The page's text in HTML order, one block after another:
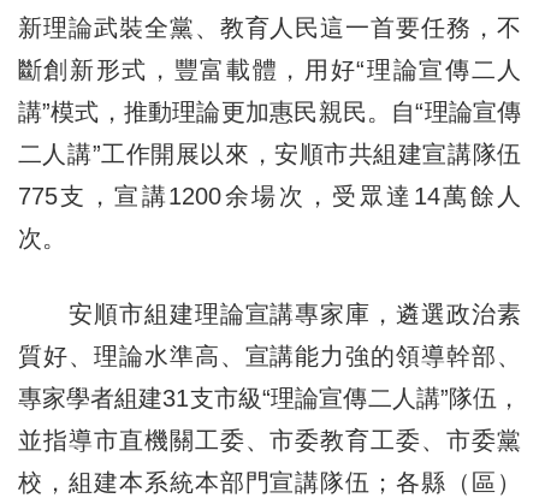
新理論武裝全黨、教育人民這一首要任務，不
斷創新形式，豐富載體，用好“理論宣傳二人
講”模式，推動理論更加惠民親民。自“理論宣傳
二人講”工作開展以來，安順市共組建宣講隊伍
775支，宣講1200余場次，受眾達14萬餘人
次。
安順市組建理論宣講專家庫，遴選政治素
質好、理論水準高、宣講能力強的領導幹部、
專家學者組建31支市級“理論宣傳二人講”隊伍，
並指導市直機關工委、市委教育工委、市委黨
校，組建本系統本部門宣講隊伍；各縣（區）